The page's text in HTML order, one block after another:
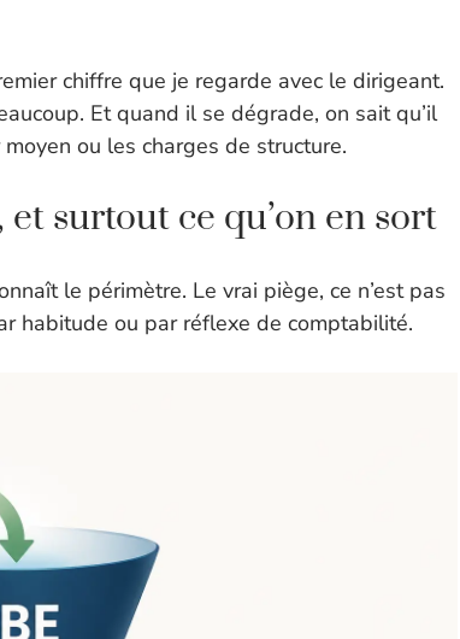
chiffre que je regarde avec le dirigeant.
Et quand il se dégrade, on sait qu’il
ou les charges de structure.
surtout ce qu’on en sort
le périmètre. Le vrai piège, ce n’est pas
habitude ou par réflexe de comptabilité.